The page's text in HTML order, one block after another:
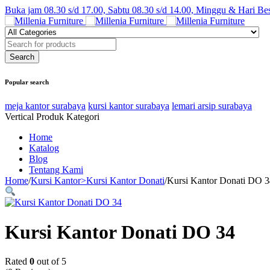
Buka jam 08.30 s/d 17.00, Sabtu 08.30 s/d 14.00, Minggu & Hari
Popular search
meja kantor surabaya kursi kantor surabaya lemari arsip surabaya
Vertical Produk Kategori
Home
Katalog
Blog
Tentang Kami
Home/Kursi Kantor>Kursi Kantor Donati/Kursi Kantor Donati DO
Kursi Kantor Donati DO 34
Rated 0 out of 5